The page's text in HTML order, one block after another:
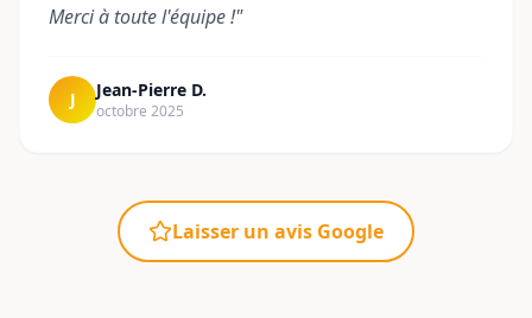
Merci à toute l'équipe !"
J Jean-Pierre D.
octobre 2025
Laisser un avis Google